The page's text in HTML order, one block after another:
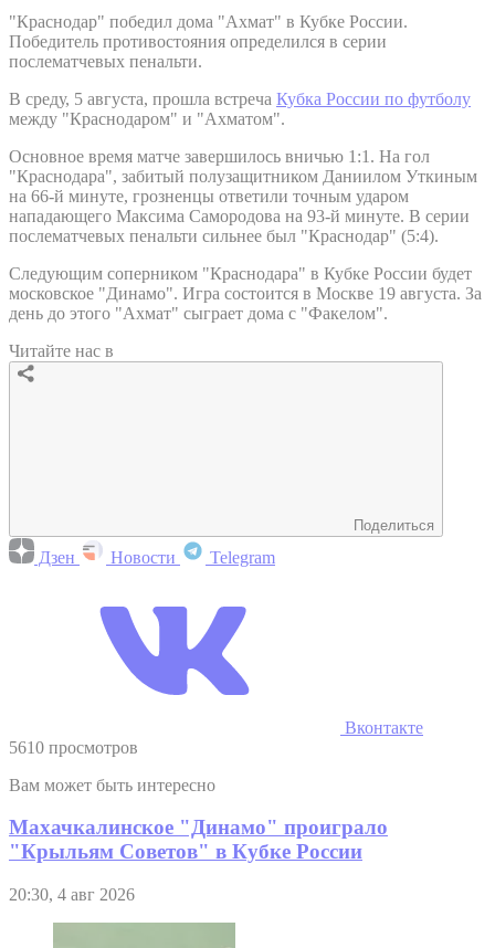
"Краснодар" победил дома "Ахмат" в Кубке России.
Победитель противостояния определился в серии
послематчевых пенальти.
В среду, 5 августа, прошла встреча Кубка России по футболу
между "Краснодаром" и "Ахматом".
Основное время матче завершилось вничью 1:1. На гол
"Краснодара", забитый полузащитником Даниилом Уткиным
на 66-й минуте, грозненцы ответили точным ударом
нападающего Максима Самородова на 93-й минуте. В серии
послематчевых пенальти сильнее был "Краснодар" (5:4).
Следующим соперником "Краснодара" в Кубке России будет
московское "Динамо". Игра состоится в Москве 19 августа. За
день до этого "Ахмат" сыграет дома с "Факелом".
Читайте нас в
Поделиться
Дзен Новости Telegram
Вконтакте
5610 просмотров
Вам может быть интересно
Махачкалинское "Динамо" проиграло
"Крыльям Советов" в Кубке России
20:30, 4 авг 2026